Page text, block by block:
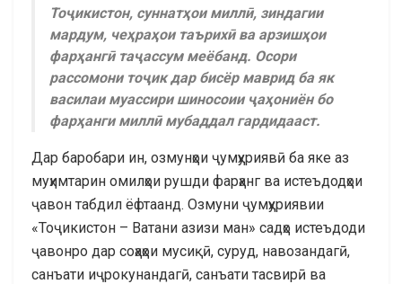
Тоҷикистон, суннатҳои миллӣ, зиндагии
мардум, чеҳраҳои таърихӣ ва арзишҳои
фарҳангӣ таҷассум меёбанд. Осори
рассомони тоҷик дар бисёр маврид ба як
василаи муассири шиносоии ҷаҳониён бо
фарҳанги миллӣ мубаддал гардидааст.
Дар баробари ин, озмунҳои ҷумҳуриявӣ ба яке аз
муҳимтарин омилҳои рушди фарҳанг ва истеъдодҳои
ҷавон табдил ёфтаанд. Озмуни ҷумҳуриявии
«Тоҷикистон – Ватани азизи ман» садҳо истеъдоди
ҷавонро дар соҳаҳои мусиқӣ, суруд, навозандагӣ,
санъати иҷрокунандагӣ, санъати тасвирӣ ва